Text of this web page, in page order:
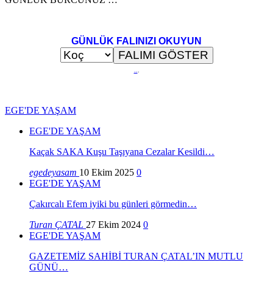
GÜNLÜK FALINIZI OKUYUN
...
EGE'DE YAŞAM
EGE'DE YAŞAM
Kaçak SAKA Kuşu Taşıyana Cezalar Kesildi…
egedeyasam 10 Ekim 2025 0
EGE'DE YAŞAM
Çakırcalı Efem iyiki bu günleri görmedin…
Turan ÇATAL 27 Ekim 2024 0
EGE'DE YAŞAM
GAZETEMİZ SAHİBİ TURAN ÇATAL’IN MUTLU
GÜNÜ…